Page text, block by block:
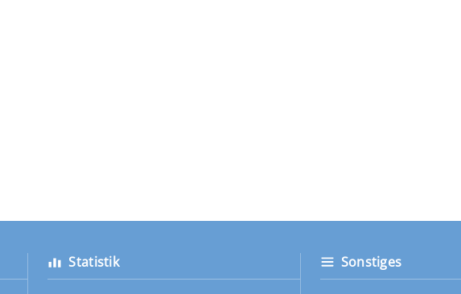
Statistik Sonstiges